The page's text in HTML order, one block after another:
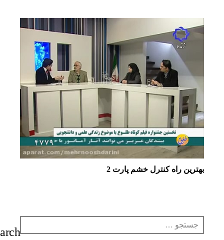
بهترین راه کنترل خشم پارت 2